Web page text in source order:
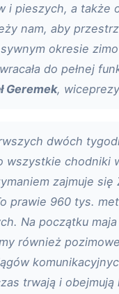
i pieszych, a także
nam, aby
okresie
do pełnej
Geremek,
dwóch
wszystkie chodniki
zajmuje się
prawie 960 tys.
Na początku maja
również
trwają i